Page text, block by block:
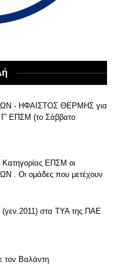
- ΗΦΑΙΣΤΟΣ ΘΕΡΜΗΣ για
Γ' ΕΠΣΜ (το Σάββατο
Κατηγορίας ΕΠΣΜ οι
Οι ομάδες που μετέχουν
(γεν.2011) στα ΤΥΑ της ΠΑΕ
τον Βαλάντη